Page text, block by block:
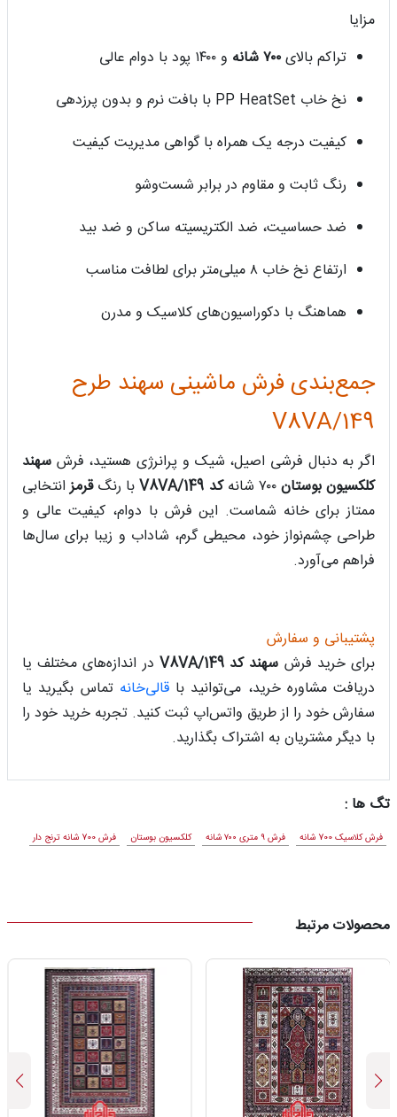
مزایا
تراکم بالای۷۰۰ شانه
و ۱۴۰۰ پود با دوام عالی
نخ خاب PP HeatSet با بافت نرم و بدون پرزدهی
کیفیت درجه یک همراه با گواهی مدیریت کیفیت
رنگ ثابت و مقاوم در برابر شست‌وشو
ضد حساسیت، ضد الکتریسیته ساکن و ضد بید
ارتفاع نخ خاب ۸ میلی‌متر برای لطافت مناسب
هماهنگ با دکوراسیون‌های کلاسیک و مدرن
جمع‌بندی فرش ماشینی سهند طرح
149/V8VA
اگر به دنبال فرشی اصیل، شیک و پرانرژی هستید، فرش سهند
کلکسیون بوستان۷۰۰ شانه کد 149/V8VA با رنگقرمزانتخابی
ممتاز برای خانه شماست. این فرش با دوام، کیفیت عالی و
طراحی چشم‌نواز خود، محیطی گرم، شاداب و زیبا برای سال‌ها
فراهم می‌آورد.
پشتیبانی و سفارش
برای خرید فرش سهند کد 149/V8VA
در اندازه‌های مختلف یا
دریافت مشاوره خرید، می‌توانید با قالی‌خانه تماس بگیرید یا
سفارش خود را از طریق واتس‌اپ ثبت کنید. تجربه خرید خود را
با دیگر مشتریان به اشتراک بگذارید.
تگ ها :
فرش کلاسیک 700 شانه فرش ۹ متری ۷۰۰ شانه کلکسیون بوستان فرش 700 شانه ترنج دار
محصولات مرتبط